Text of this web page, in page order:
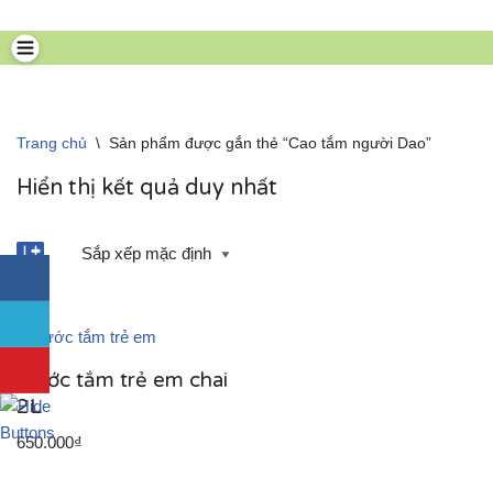
Chuyển
dung
Trang chủ \ Sản phẩm được gắn thẻ “Cao tắm người Dao”
Hiển thị kết quả duy nhất
Nước tắm trẻ em chai
2L
650.000₫